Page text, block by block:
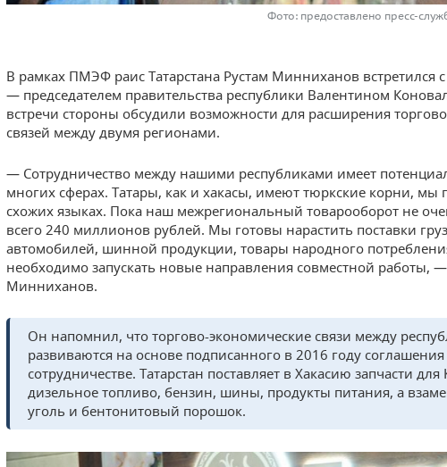
Фото: предоставлено пресс-
В рамках ПМЭФ раис Татарстана Рустам Минниханов встретился
— председателем правительства республики Валентином
встречи стороны обсудили возможности для расширения
связей между двумя регионами.
— Сотрудничество между нашими республиками имеет
многих сферах. Татары, как и хакасы, имеют тюркские корни, мы
схожих языках. Пока наш межрегиональный товарооборот не
всего 240 миллионов рублей. Мы готовы нарастить поставки
автомобилей, шинной продукции, товары народного
необходимо запускать новые направления совместной работы, —
Минниханов.
Он напомнил, что торгово-экономические связи между
развиваются на основе подписанного в 2016 году
сотрудничестве. Татарстан поставляет в Хакасию запчасти
дизельное топливо, бензин, шины, продукты питания, а
уголь и бентонитовый порошок.